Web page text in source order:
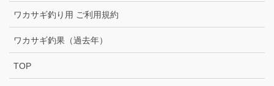
ワカサギ釣り用 ご利用規約
ワカサギ釣果（過去年）
TOP